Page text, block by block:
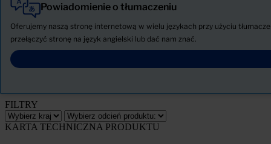
Powiadomienie o tłumaczeniu
Oferujemy naszą stronę internetową w wielu językach przy użyciu
przełączyć stronę na język angielski lub dać nam znać.
Wszystkie
Produkty
AKTUALNOŚCI
Pobierz Kartę charakterystyki
FILTRY
KARTA TECHNICZNA PRODUKTU